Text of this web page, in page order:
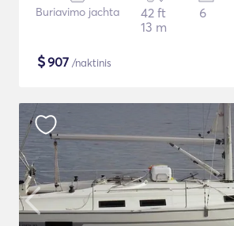
Buriavimo jachta
42 ft
13 m
6
$907 /naktinis